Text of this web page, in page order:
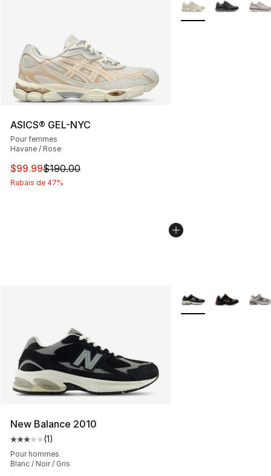
ASICS® GEL-NYC
Pour femmes
Havane / Rose
Cet article est en solde. Le prix est passé de $190.00 à
$99.99$190.00
Rabais de 47%
New Balance 2010
Cote moyenne du client - [3 sur 5 étoiles], 1
(1)
Pour hommes
Blanc / Noir / Gris
Plus de couleurs